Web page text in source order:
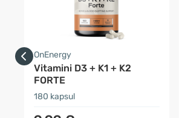
OnEnergy
Vitamini D3 + K1 + K2
FORTE
180 kapsul